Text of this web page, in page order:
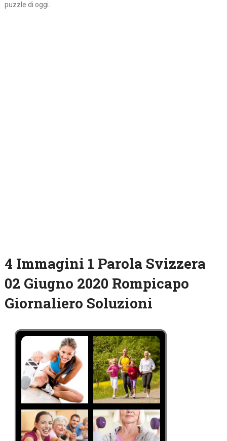
puzzle di oggi.
4 Immagini 1 Parola Svizzera
02 Giugno 2020 Rompicapo
Giornaliero Soluzioni